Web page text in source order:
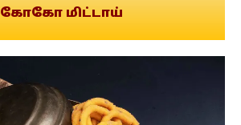
கோகோ மிட்டாய்